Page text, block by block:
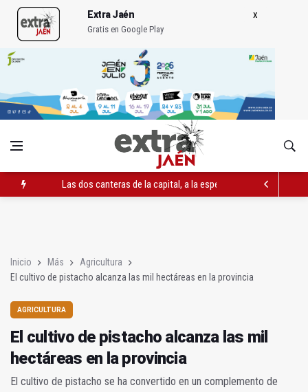
Extra Jaén
Gratis en Google Play
Las dos canteras de la capital, a la espera de que se restaure
Inicio Más
Agricultura
El cultivo de pistacho alcanza las mil hectáreas en la provincia
AGRICULTURA
El cultivo de pistacho alcanza las mil
hectáreas en la provincia
El cultivo de pistacho se ha convertido en un complemento de